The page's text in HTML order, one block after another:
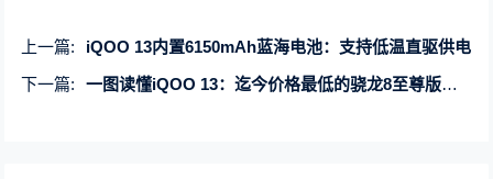
上一篇:
iQOO 13内置6150mAh蓝海电池：支持低温直驱供电
下一篇:
一图读懂iQOO 13：迄今价格最低的骁龙8至尊版旗舰 3999元起